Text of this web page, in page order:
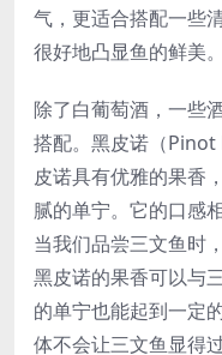
气，更适合搭配一些
很好地凸显鱼的鲜美。
除了白葡萄酒，一些
搭配。黑皮诺（
皮诺具有优雅的果香
腻的单宁。它的口感
当我们品尝三文鱼时
黑皮诺的果香可以与
的单宁也能起到一定
体不会让三文鱼显得